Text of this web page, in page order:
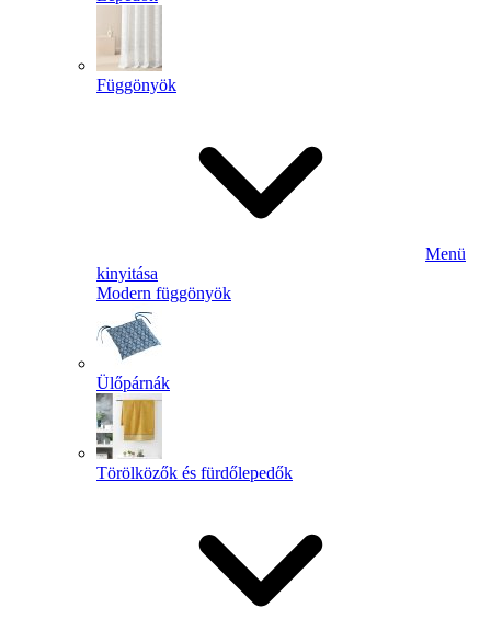
Függönyök
Menü
kinyitása
Modern függönyök
Ülőpárnák
Törölközők és fürdőlepedők